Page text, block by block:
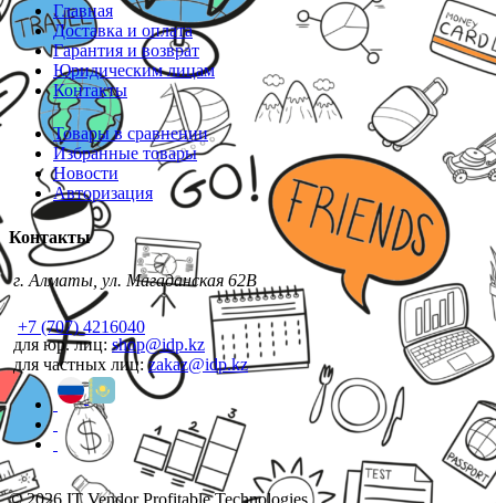
Главная
Доставка и оплата
Гарантия и возврат
Юридическим лицам
Контакты
Товары в сравнении
Избранные товары
Новости
Авторизация
Контакты
г. Алматы, ул. Магаданская 62В
+7 (707) 4216040
для юр. лиц: shop@idp.kz
для частных лиц:zakaz@idp.kz
© 2026 IT Vendor Profitable Technologies